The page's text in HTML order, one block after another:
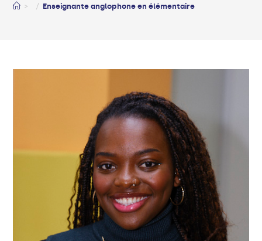
> Enseignante anglophone en élémentaire